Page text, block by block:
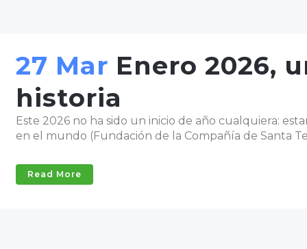
27 Mar Enero 2026,
historia
Este 2026 no ha sido un inicio de año cualquiera:
en el mundo (Fundación de la Compañía de Santa
Read More